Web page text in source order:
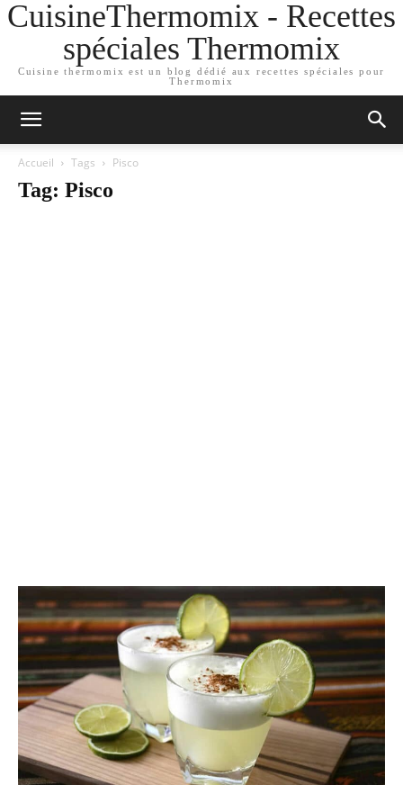
CuisineThermomix - Recettes
spéciales Thermomix
Cuisine thermomix est un blog dédié aux recettes spéciales pour
Thermomix
Accueil Tags Pisco
Tag: Pisco